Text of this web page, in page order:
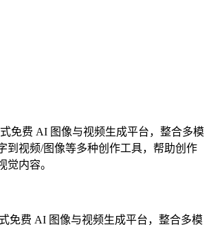
免费 AI 图像与视频生成平台，整合多模
到视频/图像等多种创作工具，帮助创作
觉内容。
免费 AI 图像与视频生成平台，整合多模